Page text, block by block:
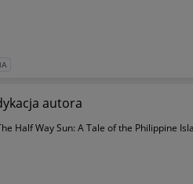
autora
Half Way Sun: A Tale of the Philippine